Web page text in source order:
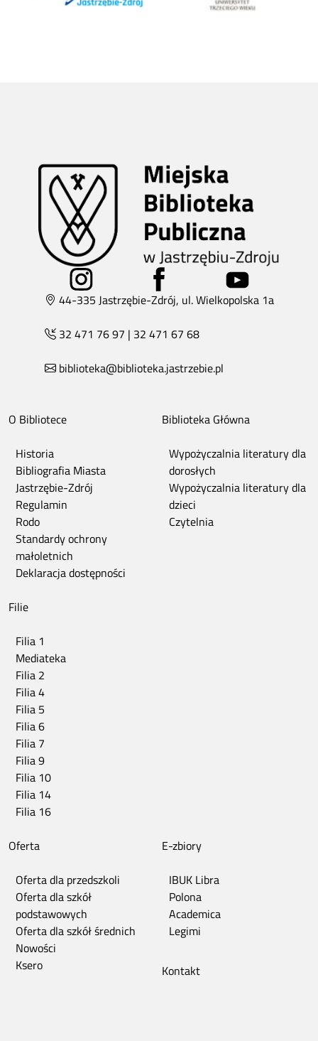
44-335 Jastrzębie-Zdrój, ul. Wielkopolska 1a
32 471 76 97 | 32 471 67 68
biblioteka@biblioteka.jastrzebie.pl
O Bibliotece
Historia
Bibliografia Miasta
Jastrzębie-Zdrój
Regulamin
Rodo
Standardy ochrony
małoletnich
Deklaracja dostępności
Biblioteka Główna
Wypożyczalnia literatury dla
dorosłych
Wypożyczalnia literatury dla
dzieci
Czytelnia
Filie
Filia 1
Mediateka
Filia 2
Filia 4
Filia 5
Filia 6
Filia 7
Filia 9
Filia 10
Filia 14
Filia 16
Oferta
Oferta dla przedszkoli
Oferta dla szkół
podstawowych
Oferta dla szkół średnich
Nowości
Ksero
E-zbiory
IBUK Libra
Polona
Academica
Legimi
Kontakt